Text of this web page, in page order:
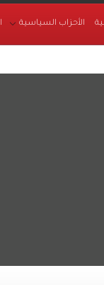
الأحزاب السياسية